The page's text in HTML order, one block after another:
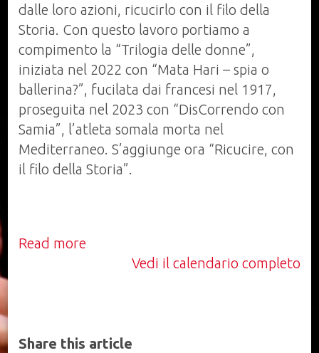
dalle loro azioni, ricucirlo con il filo della
Storia. Con questo lavoro portiamo a
compimento la “Trilogia delle donne”,
iniziata nel 2022 con “Mata Hari – spia o
ballerina?”, fucilata dai francesi nel 1917,
proseguita nel 2023 con “DisCorrendo con
Samia”, l’atleta somala morta nel
Mediterraneo. S’aggiunge ora “Ricucire, con
il filo della Storia”.
Read more
Vedi il calendario completo
Share this article